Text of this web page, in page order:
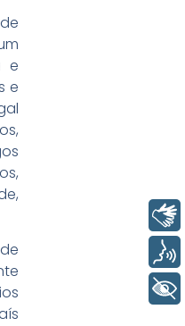
e
e
+ Acessibilidade